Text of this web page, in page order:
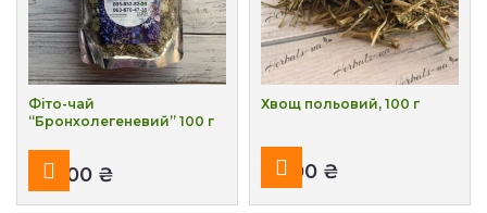
Фіто-чай
“Бронхолегеневий” 100 г
₴
Хвощ польовий, 100 г
₴